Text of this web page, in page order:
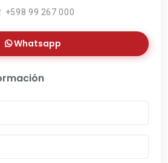
+598 99 267 000
Whatsapp